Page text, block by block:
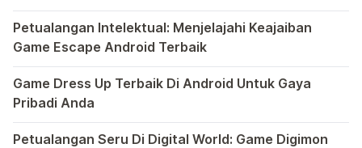
Semakin berkembangnya teknologi di era digital saat ini,
Petualangan Intelektual: Menjelajahi Keajaiban
Game Escape Android Terbaik
Dalam dunia game Android, genre escape telah mencuri
Game Dress Up Terbaik Di Android Untuk Gaya
Pribadi Anda
Saat ini, platform Android telah menjadi wadah kreativitas
Petualangan Seru Di Digital World: Game Digimon